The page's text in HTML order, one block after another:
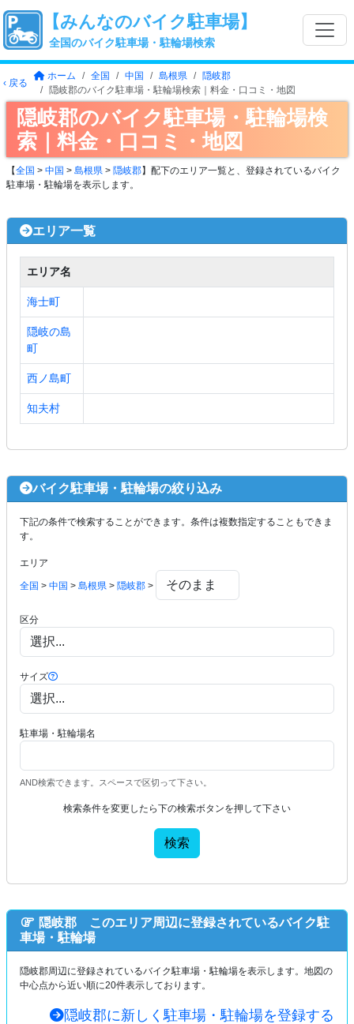
【みんなのバイク駐車場】
全国のバイク駐車場・駐輪場検索
‹ 戻る
ホーム 全国 中国 島根県
隠岐郡
隠岐郡のバイク駐車場・駐輪場検索｜料金・口コミ・地図
隠岐郡のバイク駐車場・駐輪場検
索｜料金・口コミ・地図
【全国 > 中国 > 島根県 > 隠岐郡】配下のエリア一覧と、登録されているバイク
駐車場・駐輪場を表示します。
エリア一覧
エリア名
海士町
隠岐の島
町
西ノ島町
知夫村
バイク駐車場・駐輪場の絞り込み
下記の条件で検索することができます。条件は複数指定することもできま
す。
エリア
全国 > 中国 > 島根県 > 隠岐郡 >
区分
サイズ
駐車場・駐輪場名
AND検索できます。スペースで区切って下さい。
検索条件を変更したら下の検索ボタンを押して下さい
検索
隠岐郡 このエリア周辺に登録されているバイク駐
車場・駐輪場
隠岐郡周辺に登録されているバイク駐車場・駐輪場を表示します。地図の
中心点から近い順に20件表示しております。
隠岐郡に新しく駐車場・駐輪場を登録する